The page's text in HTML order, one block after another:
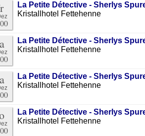
La Petite Détective - Sherlys
Kristallhotel Fettehenne
La Petite Détective - Sherlys
Kristallhotel Fettehenne
La Petite Détective - Sherlys
Kristallhotel Fettehenne
La Petite Détective - Sherlys
Kristallhotel Fettehenne